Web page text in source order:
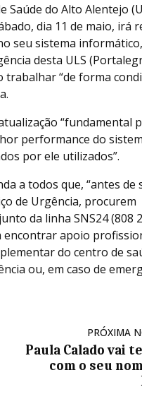
Saúde do Alto Alentejo
dia 11 de maio, irá
seu sistema
desta ULS
trabalhar “de forma
“fundamental
performance do
por ele utilizados”.
a todos que, “antes de
de Urgência, procurem
da linha SNS24 (808
encontrar apoio
do centro de
ou, em caso de
PRÓXIMA
Paula Calado vai
com o seu